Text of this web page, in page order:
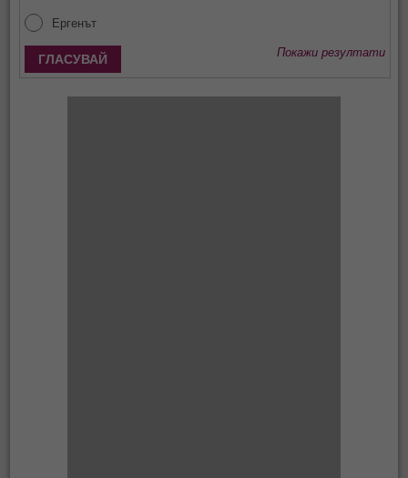
Ергенът
Покажи резултати